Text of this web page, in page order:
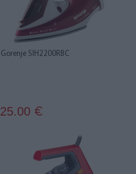
Gorenje SIH2200RBC
25.00 €